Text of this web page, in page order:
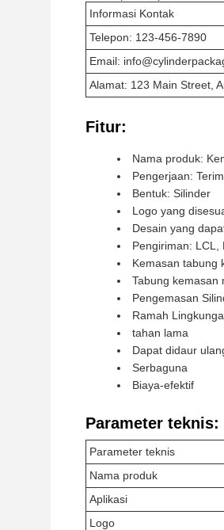
Informasi Kontak
Telepon: 123-456-7890
Email:
Alamat: 123 Main Street,
Fitur:
Nama produk:
Pengerjaan:
Bentuk: Silinder
Logo yang
Desain yang
Pengiriman: LCL,
Kemasan tabung
Tabung kemasan
Pengemasan
Ramah
tahan lama
Dapat didaur
Serbaguna
Biaya-efektif
Parameter teknis:
Parameter teknis
Nama produk
Aplikasi
Logo